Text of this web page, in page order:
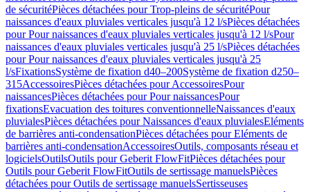
de sécuritéPièces détachées pour Trop-pleins de sécuritéPour
naissances d'eaux pluviales verticales jusqu'à 12 l/sPièces détachées
pour Pour naissances d'eaux pluviales verticales jusqu'à 12 l/sPour
naissances d'eaux pluviales verticales jusqu'à 25 l/sPièces détachées
pour Pour naissances d'eaux pluviales verticales jusqu'à 25
l/sFixationsSystème de fixation d40–200Système de fixation d250–
315AccessoiresPièces détachées pour AccessoiresPour
naissancesPièces détachées pour Pour naissancesPour
fixationsEvacuation des toitures conventionnelleNaissances d'eaux
pluvialesPièces détachées pour Naissances d'eaux pluvialesEléments
de barrières anti-condensationPièces détachées pour Eléments de
barrières anti-condensationAccessoiresOutils, composants réseau et
logicielsOutilsOutils pour Geberit FlowFitPièces détachées pour
Outils pour Geberit FlowFitOutils de sertissage manuelsPièces
détachées pour Outils de sertissage manuelsSertisseuses